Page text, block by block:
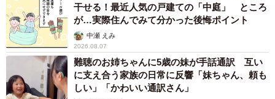
干せる！最近人気の戸建ての「中庭」 ところ
が…実際住んでみて分かった後悔ポイント
中瀬 えみ
2026.08.07
難聴のお姉ちゃんに5歳の妹が手話通訳 互い
に支え合う家族の日常に反響「妹ちゃん、頼も
しい」「かわいい通訳さん」